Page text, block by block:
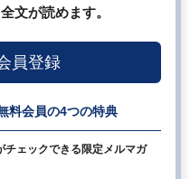
文が読めます。
員登録
料会員の4つの特典
ェックできる限定メルマガ